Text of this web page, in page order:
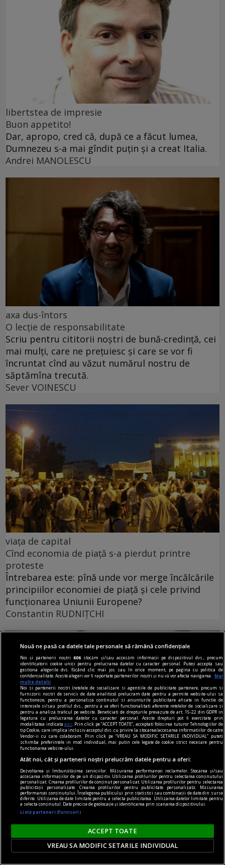
libertstea de impresie
Buon appetito!
Dar, apropo, cred că, după ce a făcut lumea,
Dumnezeu s-a mai gîndit puțin și a creat Italia.
Andrei MANOLESCU
axa dus-întors
O lecție de responsabilitate
Scriu pentru cititorii noștri de bună-credință, cei
mai mulți, care ne prețuiesc și care se vor fi
încruntat cînd au văzut numărul nostru de
săptămîna trecută.
Sever VOINESCU
viața de capital
Cînd economia de piață s-a pierdut printre
proteste
Întrebarea este: pînă unde vor merge încălcările
principiilor economiei de piață și cele privind
funcționarea Uniunii Europene?
Constantin RUDNIŢCHI
contraintuiția
De ce n-avea Navalnîi șapcă?
Dar trebuie să îi dăm societății ruse credit că
măcar a încercat. Sacrificiul lui Navalnîi e dovada.
Teodor TIŢĂ
Nouă ne pasă ca datele tale personale să rămână confidențiale
Noi și partenerii noștri606 stocăm și/sau accesăm informații pe dispozitivul dvs., precum
identificatorii cookie unici pentru prelucrarea datelor cu caracter personal. Puteți accepta sau
gestiona alegerile dvs. făcând clic mai jos sau în orice moment, pe pagina cu politica de
confidențialitate. Aceste alegeri vor fi raportate partenerilor noștri și nu vă vor afecta navigarea.
Mai
multe detalii
Noi si partenerii nostri (retelele de socializare si agentiile de publicitate partenere, precum si
furnizorii nostri de servicii de date analitice) prelucram date pentru a permite website-ului sa
functioneze, pentru a personaliza continutul si anunturile publicitare afisate in functie de
interesele si/sau profilul dvs., pentru a va oferi functionalitati aferente retelelor de socializare si
pentru a analiza traficul pe website. Beneficiati de drepturile prevazute de art. 15-22 din GDPR in
legatura cu prelucrarea datelor cu caracter personal. Aceste drepturi pot fi exercitate prin
modalitatea indicataaici
. Prin click pe “ACCEPT TOATE”, acceptati folosirea tuturor Tehnologiilor de
tip Cookie, care implica inclusiv acceptul dvs. cu privire la stocarea/accesarea informatiilor de catre
Vendor-ii cu care colaboram. Prin click pe “VREAU SA MODIFIC SETARILE INDIVIDUAL” puteti
schimba preferintele in mod individual, mai putin cele legate de cookie strict necesare pentru
functionarea website-ului.
Atât noi, cât și partenerii noștri prelucrăm datele pentru a oferi:
Dezvoltarea și îmbunătățirea serviciilor. Măsurarea performanței reclamelor. Stocarea și/sau
accesarea informațiilor de pe un dispozitiv. Utilizarea profilurilor pentru selectarea conținutului
personalizat. Crearea profilurilor de conținut personalizat. Utilizarea profilurilor pentru selectarea
publicității personalizate. Crearea profilurilor pentru publicitate personalizată. Măsurarea
performanței conținutului. Înțelegerea publicului prin statistici sau combinații de date din surse
diferite. Utilizarea de date limitate pentru a selecta publicitatea. Utilizarea datelor limitate pentru
a selecta conținutul. Date precise de geolocație și identificarea prin scanarea dispozitivului.
Listă parteneri (furnizori)
ACCEPT TOATE
VREAU SA MODIFIC SETARILE INDIVIDUAL